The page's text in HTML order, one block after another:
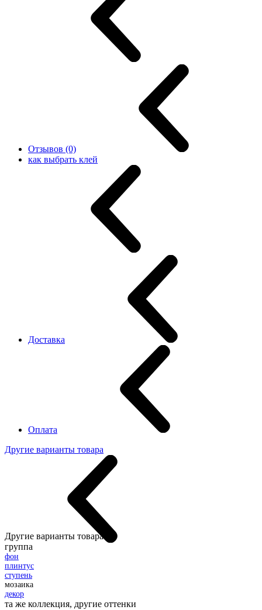
Отзывов (0)
как выбрать клей
Доставка
Оплата
Другие варианты товара
Другие варианты товара:
группа
фон
плинтус
ступень
мозаика
декор
та же коллекция, другие оттенки